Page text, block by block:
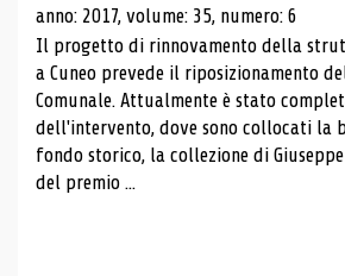
anno: 2017, volume: 35, numero: 6
Il progetto di rinnovamento della
a Cuneo prevede il riposizionamento
Comunale. Attualmente è stato
dell'intervento, dove sono collocati la
fondo storico, la collezione di
del premio ...